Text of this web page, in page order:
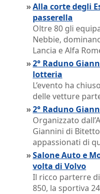
»Alla corte degli
passerella
Oltre 80 gli
Nebbie,
Lancia e Alfa
»2° Raduno
lotteria
L’evento ha
delle vetture
»2° Raduno
Organizzato
Giannini di
appassionati di
»Salone Auto e
volta di Volvo
Il ricco parterre
850, la sportiva